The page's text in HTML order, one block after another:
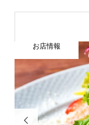

お店情報